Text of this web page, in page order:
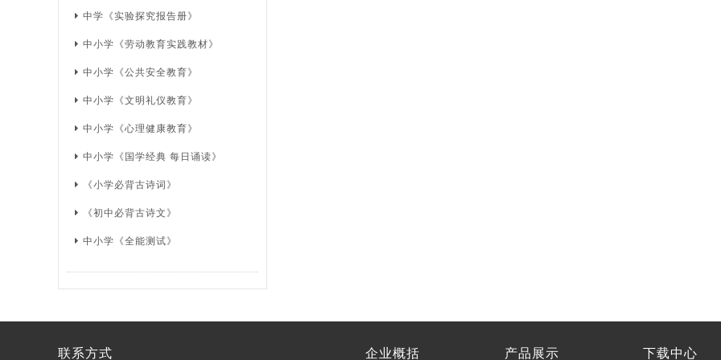
中学《实验探究报告册》
中小学《劳动教育实践教材》
中小学《公共安全教育》
中小学《文明礼仪教育》
中小学《心理健康教育》
中小学《国学经典 每日诵读》
《小学必背古诗词》
《初中必背古诗文》
中小学《全能测试》
联系方式 企业概括 产品展示 下载中心